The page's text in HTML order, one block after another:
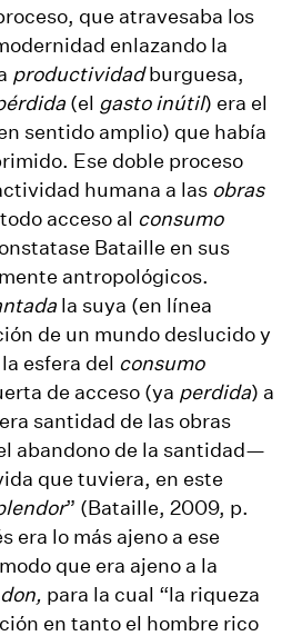
que atravesaba los
enlazando la
productividadburguesa,
(el gasto inútil) era el
sentido amplio) que había
Ese doble proceso
humana a las obras
acceso al consumo
Bataille en sus
antropológicos.
la suya (en línea
de un mundo deslucido y
esfera del consumo
de acceso (ya perdida) a
santidad de las obras
abandono de la santidad—
que tuviera, en este
” (Bataille, 2009, p.
era lo más ajeno a ese
que era ajeno a la
don, para la cual “la riqueza
en tanto el hombre rico